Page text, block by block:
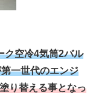
ク空冷4気筒2バル
一世代のエンジ
り替える事となっ